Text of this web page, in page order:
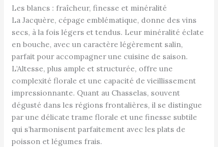
Les blancs : fraîcheur, finesse et minéralité
La Jacquère, cépage emblématique, donne des vins
secs, à la fois légers et tendus. Leur minéralité éclate
en bouche, avec un caractère légèrement salin,
parfait pour accompagner une cuisine de saison.
L’Altesse, plus ample et structurée, offre une
complexité florale et une capacité de vieillissement
impressionnante. Quant au Chasselas, souvent
dégusté dans les régions frontalières, il se distingue
par une délicate trame florale et une finesse subtile
qui s’harmonisent parfaitement avec les plats de
poisson et légumes frais.